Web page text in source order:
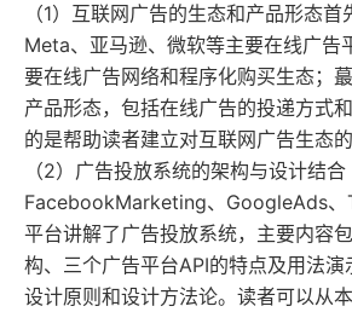
（1）互联网广告的生态和产品形态首
Meta、亚马逊、微软等主要在线广告
要在线广告网络和程序化购买生态；
产品形态，包括在线广告的投递方式
的是帮助读者建立对互联网广告生态的
（2）广告投放系统的架构与设计结合
FacebookMarketing、GoogleAds
平台讲解了广告投放系统，主要内容
构、三个广告平台API的特点及用法
设计原则和设计方法论。读者可以从